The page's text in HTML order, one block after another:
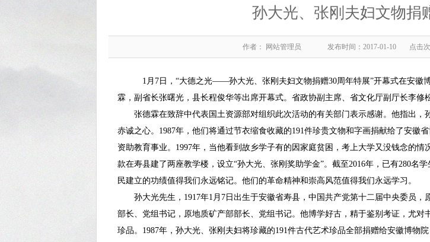
孙大光、张刚夫妇文物捐
作者： 网站管理员 发布时间：2017-01-10 点击
1月7日，“大德之光——孙大光、张刚夫妇文物捐赠30周年特展”开幕式在安徽
霖，副省长张曙光，县长程俊华等出席开幕式。省政协副主席、省文化厅副厅长李修
张德霖在致辞中代表国土资源部对组织此次活动的有关部门表示感谢。他指出，
赤诚之心。1987年，他们将通过节衣缩食收藏的191件珍贵文物和字画捐献给了安徽
资助教育事业。1997年，当他看到故乡学子有的因家庭贫困，考上大学又没钱念的
款在寿县建了两座教学楼，设立“孙大光、张刚奖助学金”。截至2016年，已有280名
民建立的功绩值得我们永远铭记。他们的革命精神和崇高风范值得我们永远学习。
孙大光先生，1917年1月7日出生于安徽省寿县，中国共产党第十二届中央委员，
部长、党组书记，原地质矿产部部长、党组书记。他博学好古，精于鉴别考证，尤
珍品。1987年，孙大光、张刚夫妇将珍藏的191件古代艺术珍品全部捐赠给安徽博物